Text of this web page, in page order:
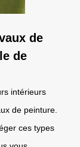
de
de
intérieurs
de peinture.
ces types